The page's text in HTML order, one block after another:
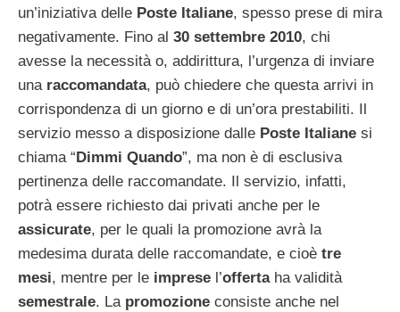
un’iniziativa delle Poste Italiane, spesso prese di mira
negativamente. Fino al 30 settembre 2010, chi
avesse la necessità o, addirittura, l’urgenza di inviare
una raccomandata, può chiedere che questa arrivi in
corrispondenza di un giorno e di un’ora prestabiliti. Il
servizio messo a disposizione dalle Poste Italiane si
chiama “ Dimmi Quando”, ma non è di esclusiva
pertinenza delle raccomandate. Il servizio, infatti,
potrà essere richiesto dai privati anche per le
assicurate, per le quali la promozione avrà la
medesima durata delle raccomandate, e cioè tre
mesi, mentre per le imprese l’offertaha validità
semestrale. Lapromozione consiste anche nel